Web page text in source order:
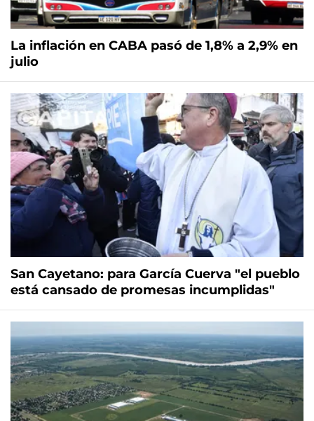
La inflación en CABA pasó de 1,8% a 2,9% en
julio
San Cayetano: para García Cuerva "el pueblo
está cansado de promesas incumplidas"